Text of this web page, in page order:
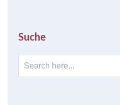
Suche
Search
for: